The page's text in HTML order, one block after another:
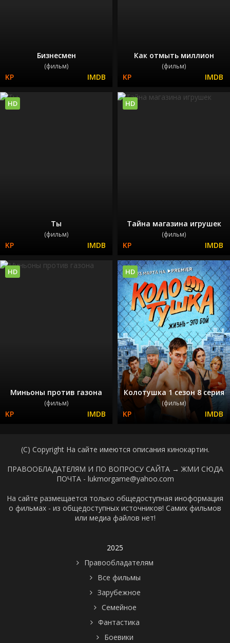
Бизнесмен
(фильм)
Как отмыть миллион
(фильм)
Ты
(фильм)
HD
Тайна магазина игрушек
(фильм)
HD
Миньоны против газона
(фильм)
HD
Колотушка 1 сезон 8 серия
(фильм)
HD
(C) Copyright На сайте имеются описания кинокартин.
ПРАВООБЛАДАТЕЛЯМ И ПО ВОПРОСУ САЙТА → ЖМИ СЮДА
ПОЧТА - lukmorgame@yahoo.com
На сайте размещается только общедоступная иноформация
о фильмах - из общедоступных источников! Самих фильмов
или медиа файлов нет!
2025
Правообладателям
Все фильмы
Зарубежное
Семейное
Фантастика
Боевики